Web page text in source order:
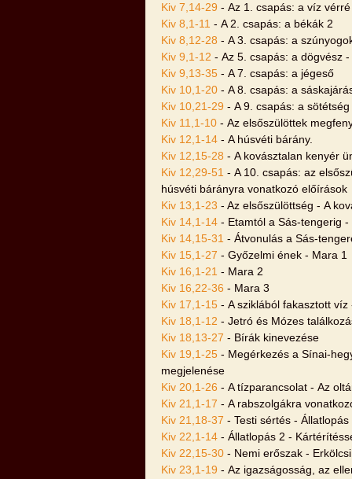
Kiv 7,14-29 - Az 1. csapás: a víz
Kiv 8,1-11 - A 2. csapás: a békák 2
Kiv 8,12-28 - A 3. csapás: a
Kiv 9,1-12 - Az 5. csapás: a dögvész
Kiv 9,13-35 - A 7. csapás: a jégeső
Kiv 10,1-20 - A 8. csapás: a
Kiv 10,21-29 - A 9. csapás: a sötétség
Kiv 11,1-10 - Az elsőszülöttek
Kiv 12,1-14 - A húsvéti bárány.
Kiv 12,15-28 - A kovásztalan kenyér
Kiv 12,29-51 - A 10. csapás: az
húsvéti bárányra vonatkozó előírások
Kiv 13,1-23 - Az elsőszülöttség - A
Kiv 14,1-14 - Etamtól a Sás-tengerig
Kiv 14,15-31 - Átvonulás a Sás-
Kiv 15,1-27 - Győzelmi ének - Mara 1
Kiv 16,1-21 - Mara 2
Kiv 16,22-36 - Mara 3
Kiv 17,1-15 - A sziklából fakasztott víz
Kiv 18,1-12 - Jetró és Mózes
Kiv 18,13-27 - Bírák kinevezése
Kiv 19,1-25 - Megérkezés a Sínai-
megjelenése
Kiv 20,1-26 - A tízparancsolat - Az
Kiv 21,1-17 - A rabszolgákra
Kiv 21,18-37 - Testi sértés - Állatlopás
Kiv 22,1-14 - Állatlopás 2 -
Kiv 22,15-30 - Nemi erőszak -
Kiv 23,1-19 - Az igazságosság, az